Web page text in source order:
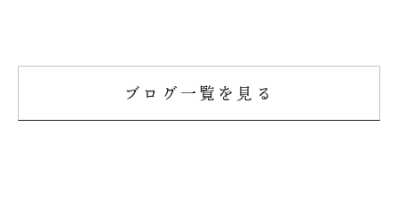
土地･空き家 不動産相談ブログ一覧を見る